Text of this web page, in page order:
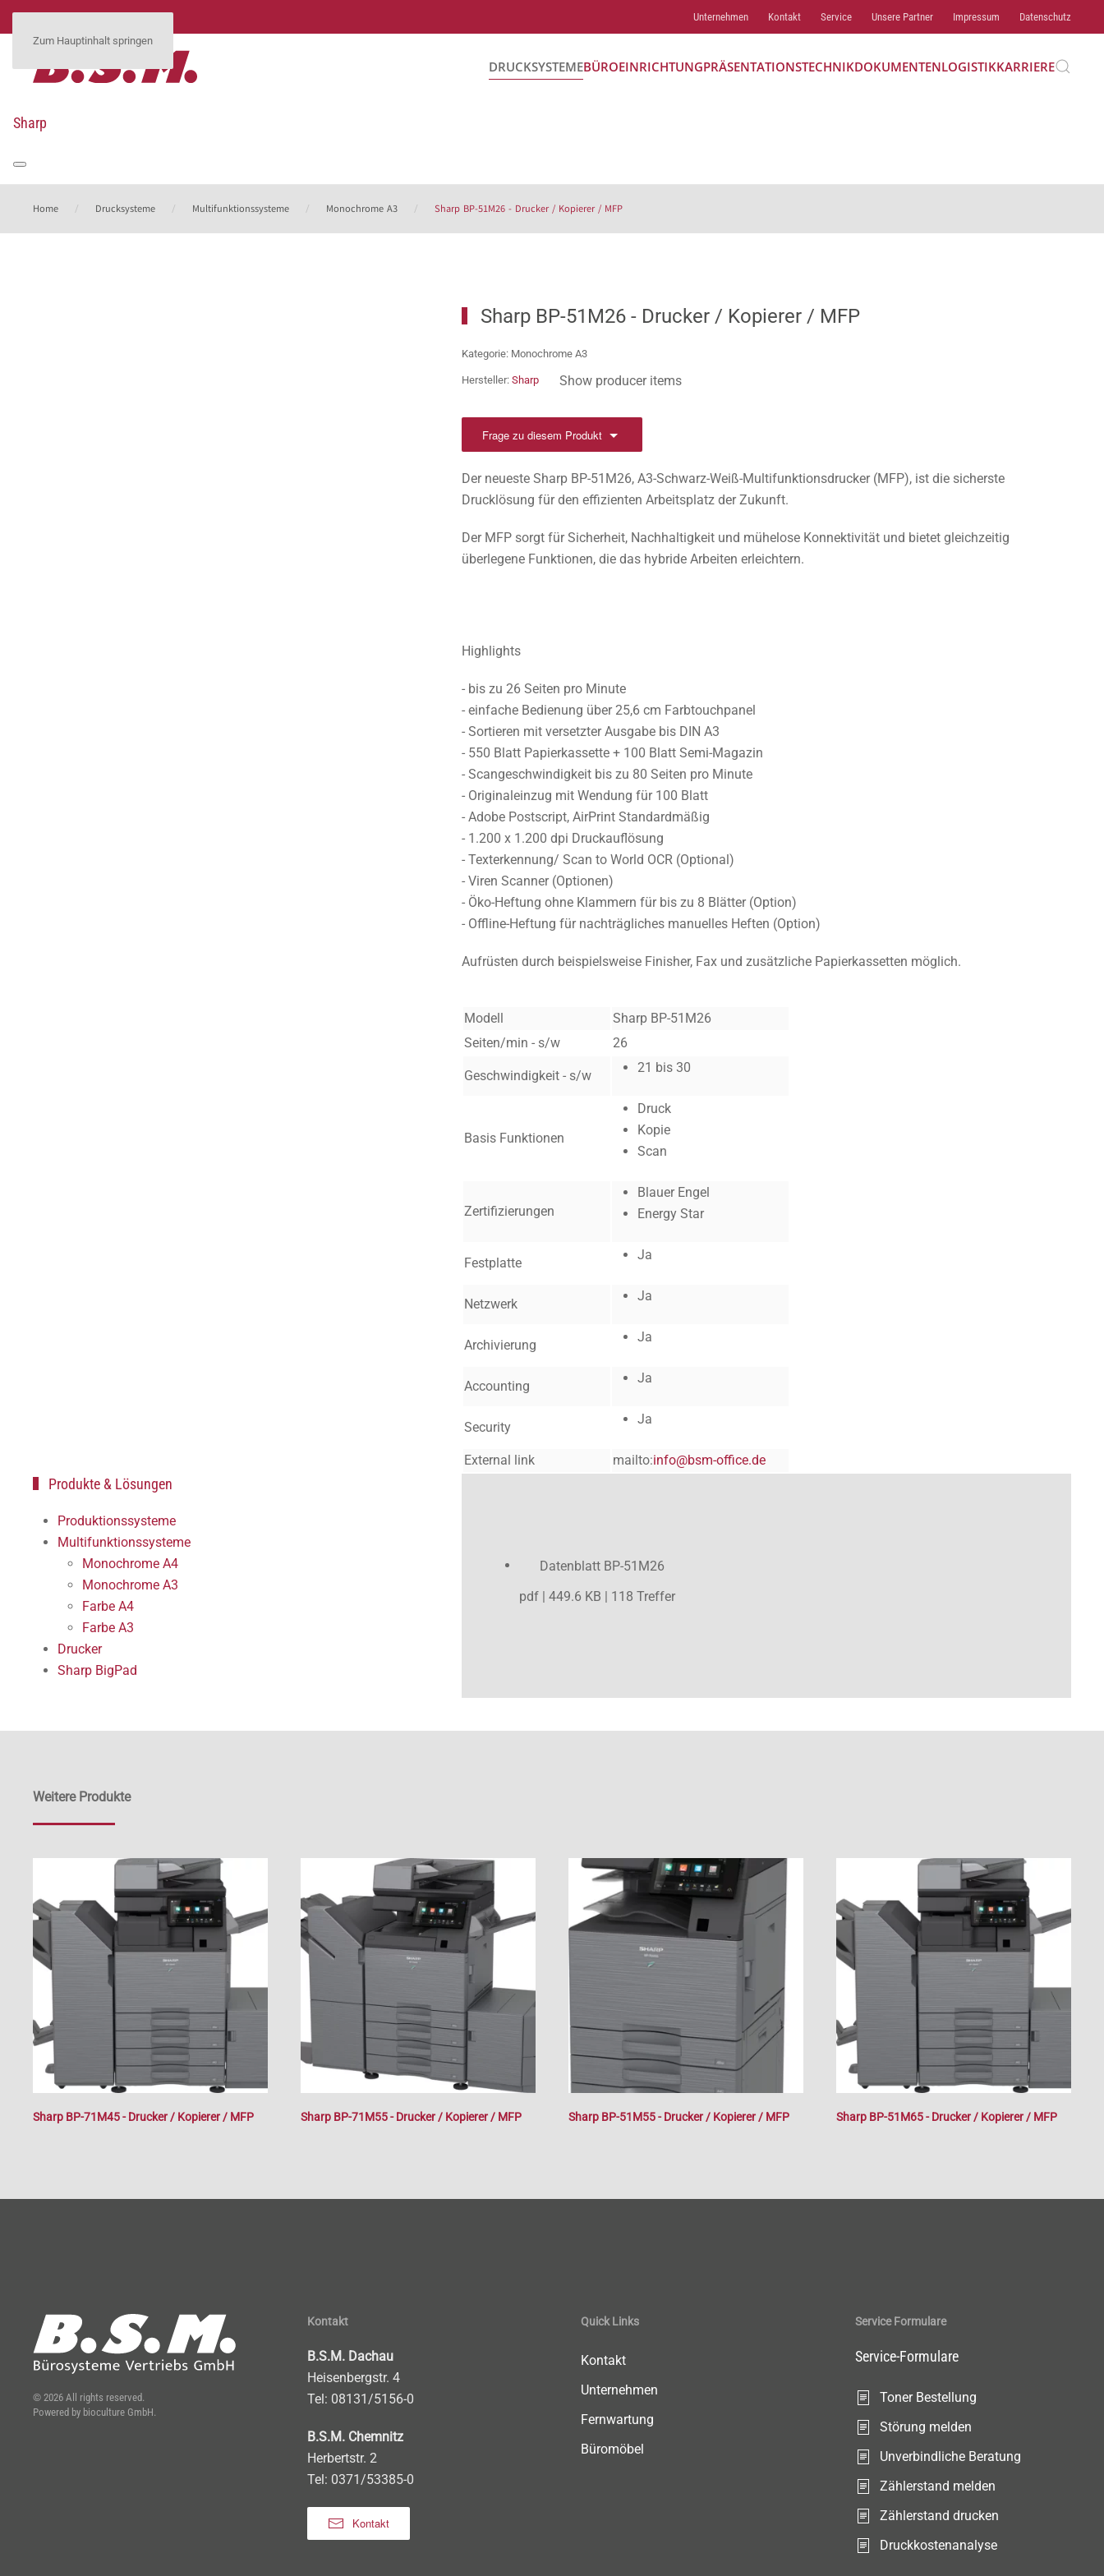
Zum Hauptinhalt springen
Unternehmen Kontakt Service Unsere Partner Impressum Datenschutz
DRUCKSYSTEMEBÜROEINRICHTUNGPRÄSENTATIONSTECHNIKDOKUMENTENLOGISTIKKARRIERE
Sharp
Home Drucksysteme Multifunktionssysteme Monochrome A3 Sharp BP-51M26 - Drucker / Kopierer / MFP
Sharp BP-51M26 - Drucker / Kopierer / MFP
Kategorie: Monochrome A3
Hersteller: Sharp Show producer items
Frage zu diesem Produkt
Der neueste Sharp BP-51M26, A3-Schwarz-Weiß-Multifunktionsdrucker (MFP), ist die sicherste
Drucklösung für den effizienten Arbeitsplatz der Zukunft.
Der MFP sorgt für Sicherheit, Nachhaltigkeit und mühelose Konnektivität und bietet gleichzeitig
überlegene Funktionen, die das hybride Arbeiten erleichtern.
Highlights
- bis zu 26 Seiten pro Minute
- einfache Bedienung über 25,6 cm Farbtouchpanel
- Sortieren mit versetzter Ausgabe bis DIN A3
- 550 Blatt Papierkassette + 100 Blatt Semi-Magazin
- Scangeschwindigkeit bis zu 80 Seiten pro Minute
- Originaleinzug mit Wendung für 100 Blatt
- Adobe Postscript, AirPrint Standardmäßig
- 1.200 x 1.200 dpi Druckauflösung
- Texterkennung/ Scan to World OCR (Optional)
- Viren Scanner (Optionen)
- Öko-Heftung ohne Klammern für bis zu 8 Blätter (Option)
- Offline-Heftung für nachträgliches manuelles Heften (Option)
Aufrüsten durch beispielsweise Finisher, Fax und zusätzliche Papierkassetten möglich.
Modell
Sharp BP-51M26
Seiten/min - s/w
26
Geschwindigkeit - s/w
21 bis 30
Basis Funktionen
Druck
Kopie
Scan
Zertifizierungen
Blauer Engel
Energy Star
Festplatte
Ja
Netzwerk
Ja
Archivierung
Ja
Accounting
Ja
Security
Ja
External link mailto:info@bsm-office.de
Produkte & Lösungen
Produktionssysteme
Multifunktionssysteme
Monochrome A4
Monochrome A3
Farbe A4
Farbe A3
Drucker
Sharp BigPad
Datenblatt BP-51M26
pdf | 449.6 KB | 118 Treffer
Weitere Produkte
Sharp BP-71M45 - Drucker / Kopierer / MFP Sharp BP-71M55 - Drucker / Kopierer / MFP Sharp BP-51M55 - Drucker / Kopierer / MFP Sharp BP-51M65 - Drucker / Kopierer / MFP
© 2026 All rights reserved.
Powered by bioculture GmbH.
Kontakt
B.S.M. Dachau
Heisenbergstr. 4
Tel: 08131/5156-0
B.S.M. Chemnitz
Herbertstr. 2
Tel: 0371/53385-0
Kontakt
Quick Links
Kontakt
Unternehmen
Fernwartung
Büromöbel
Service Formulare
Service-Formulare
Toner Bestellung
Störung melden
Unverbindliche Beratung
Zählerstand melden
Zählerstand drucken
Druckkostenanalyse